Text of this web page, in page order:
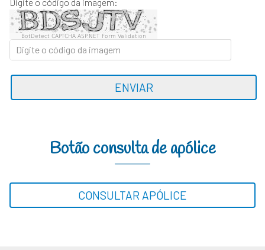
BotDetect CAPTCHA ASP.NET Form Validation
ENVIAR
Botão consulta de apólice
CONSULTAR APÓLICE